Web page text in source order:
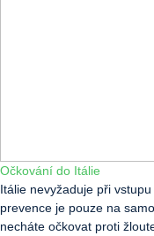
Očkování do Itálie
Itálie nevyžaduje při
prevence je pouze na
necháte očkovat proti